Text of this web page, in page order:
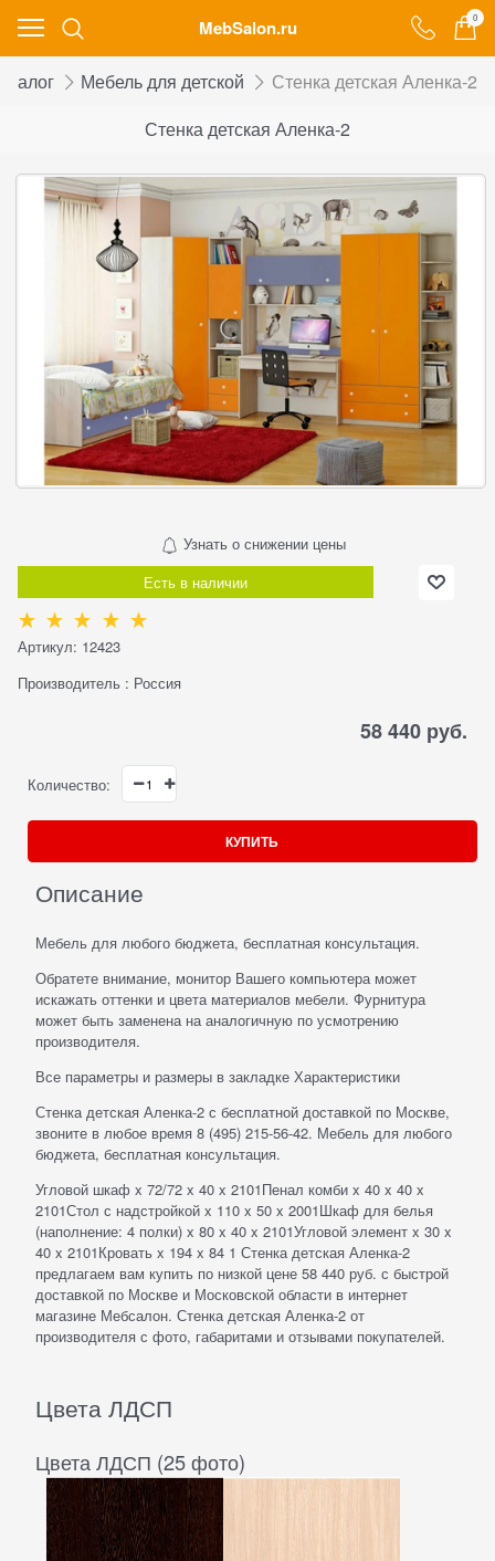
MebSalon.ru 0
Мебель для детской
Стенка детская Аленка-2
Стенка детская Аленка-2
Узнать о снижении цены
Есть в наличии
Артикул: 12423
Производитель : Россия
58 440 руб.
Количество:
КУПИТЬ
Описание
Мебель для любого бюджета, бесплатная консультация.
Обратете внимание, монитор Вашего компьютера может
искажать оттенки и цвета материалов мебели. Фурнитура
может быть заменена на аналогичную по усмотрению
производителя.
Все параметры и размеры в закладке Характеристики
Стенка детская Аленка-2 с бесплатной доставкой по Москве,
звоните в любое время 8 (495) 215-56-42. Мебель для любого
бюджета, бесплатная консультация.
Угловой шкаф x 72/72 x 40 x 2101Пенал комби x 40 x 40 x
2101Стол с надстройкой x 110 x 50 x 2001Шкаф для белья
(наполнение: 4 полки) x 80 x 40 x 2101Угловой элемент x 30 x
40 x 2101Кровать x 194 x 84 1 Стенка детская Аленка-2
предлагаем вам купить по низкой цене 58 440 руб. с быстрой
доставкой по Москве и Московской области в интернет
магазине Мебсалон. Стенка детская Аленка-2 от
производителя с фото, габаритами и отзывами покупателей.
Цвета ЛДСП
Цвета ЛДСП (25 фото)